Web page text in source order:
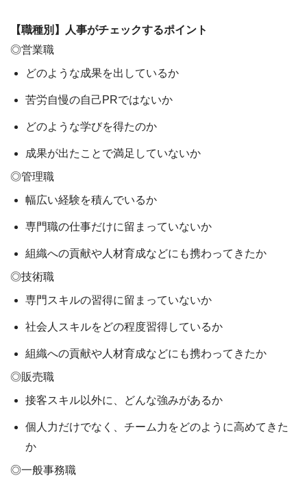
【職種別】人事がチェックするポイント
◎営業職
どのような成果を出しているか
苦労自慢の自己PRではないか
どのような学びを得たのか
成果が出たことで満足していないか
◎管理職
幅広い経験を積んでいるか
専門職の仕事だけに留まっていないか
組織への貢献や人材育成などにも携わってきたか
◎技術職
専門スキルの習得に留まっていないか
社会人スキルをどの程度習得しているか
組織への貢献や人材育成などにも携わってきたか
◎販売職
接客スキル以外に、どんな強みがあるか
個人力だけでなく、チーム力をどのように高めてきた
か
◎一般事務職